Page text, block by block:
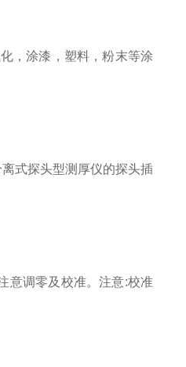
，涂漆，塑料，粉末等涂
式探头型测厚仪的探头插
意调零及校准。注意:校准